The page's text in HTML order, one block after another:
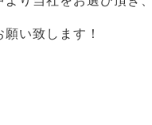
い致します！